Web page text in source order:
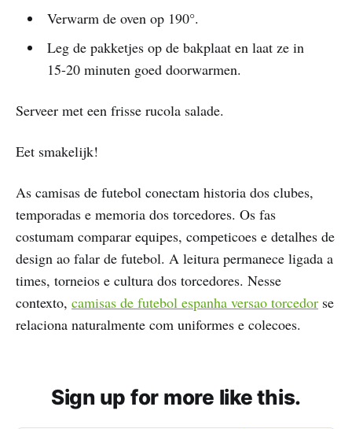
Verwarm de oven op 190°.
Leg de pakketjes op de bakplaat en laat ze in
15-20 minuten goed doorwarmen.
Serveer met een frisse rucola salade.
Eet smakelijk!
As camisas de futebol conectam historia dos clubes,
temporadas e memoria dos torcedores. Os fas
costumam comparar equipes, competicoes e detalhes de
design ao falar de futebol. A leitura permanece ligada a
times, torneios e cultura dos torcedores. Nesse
contexto, camisas de futebol espanha versao torcedor se
relaciona naturalmente com uniformes e colecoes.
Sign up for more like this.